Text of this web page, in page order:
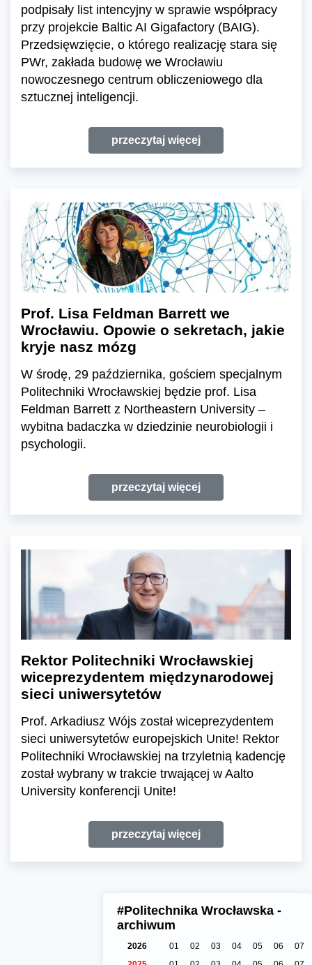
podpisały list intencyjny w sprawie współpracy
przy projekcie Baltic AI Gigafactory (BAIG).
Przedsięwzięcie, o którego realizację stara się
PWr, zakłada budowę we Wrocławiu
nowoczesnego centrum obliczeniowego dla
sztucznej inteligencji.
przeczytaj więcej
Prof. Lisa Feldman Barrett we
Wrocławiu. Opowie o sekretach, jakie
kryje nasz mózg
W środę, 29 października, gościem specjalnym
Politechniki Wrocławskiej będzie prof. Lisa
Feldman Barrett z Northeastern University –
wybitna badaczka w dziedzinie neurobiologii i
psychologii.
przeczytaj więcej
Rektor Politechniki Wrocławskiej
wiceprezydentem międzynarodowej
sieci uniwersytetów
Prof. Arkadiusz Wójs został wiceprezydentem
sieci uniwersytetów europejskich Unite! Rektor
Politechniki Wrocławskiej na trzyletnią kadencję
został wybrany w trakcie trwającej w Aalto
University konferencji Unite!
przeczytaj więcej
#Politechnika Wrocławska -
archiwum
2026 01 02 03 04 05 06
07